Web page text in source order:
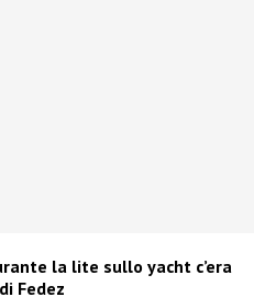
la lite sullo yacht c’era
Fedez